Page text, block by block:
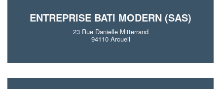
ENTREPRISE BATI MODERN (SAS)
23 Rue Danielle Mitterrand
94110 Arcueil